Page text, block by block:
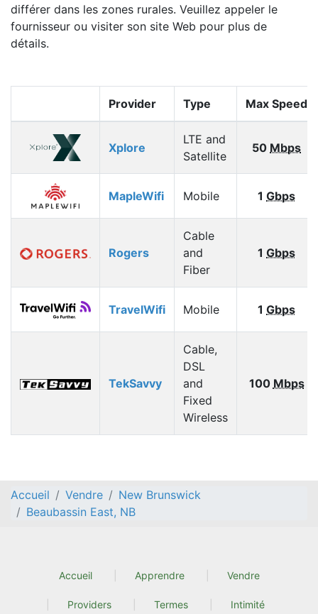
différer dans les zones rurales. Veuillez appeler le
fournisseur ou visiter son site Web pour plus de
détails.
Provider Type Max Speed
Xplore
LTE and
Satellite
50 Mbps
MapleWifi Mobile 1 Gbps
Rogers
Cable
and
Fiber
1 Gbps
TravelWifi Mobile 1 Gbps
TekSavvy
Cable,
DSL
and
Fixed
Wireless
100 Mbps
Accueil Vendre
New Brunswick
Beaubassin East, NB
Accueil Apprendre Vendre
Providers Termes Intimité